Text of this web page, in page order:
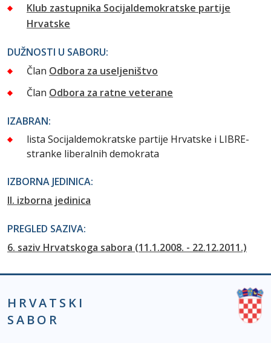
Klub zastupnika Socijaldemokratske partije
Hrvatske
DUŽNOSTI U SABORU:
Član Odbora za useljeništvo
Član Odbora za ratne veterane
IZABRAN:
lista Socijaldemokratske partije Hrvatske i LIBRE-
stranke liberalnih demokrata
IZBORNA JEDINICA:
II. izborna jedinica
PREGLED SAZIVA:
6. saziv Hrvatskoga sabora (11.1.2008. - 22.12.2011.)
HRVATSKI
SABOR